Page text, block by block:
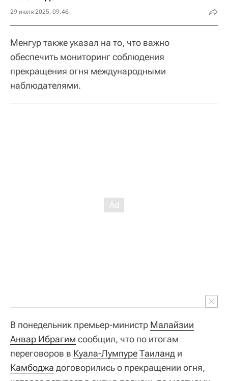
29 июля 2025, 09:46
Менгур также указал на то, что важно
обеспечить мониторинг соблюдения
прекращения огня международными
наблюдателями.
В понедельник премьер-министр Малайзии
Анвар Ибрагим сообщил, что по итогам
переговоров в Куала-ЛумпуреТаиланд и
Камбоджа договорились о прекращении огня,